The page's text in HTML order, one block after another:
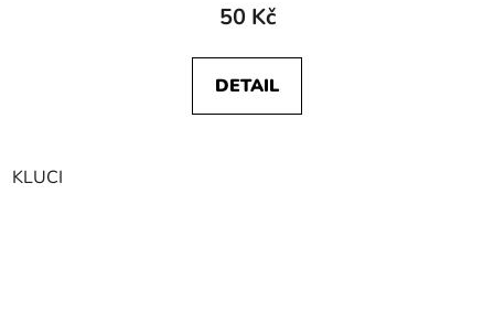
50 Kč
DETAIL
KLUCI